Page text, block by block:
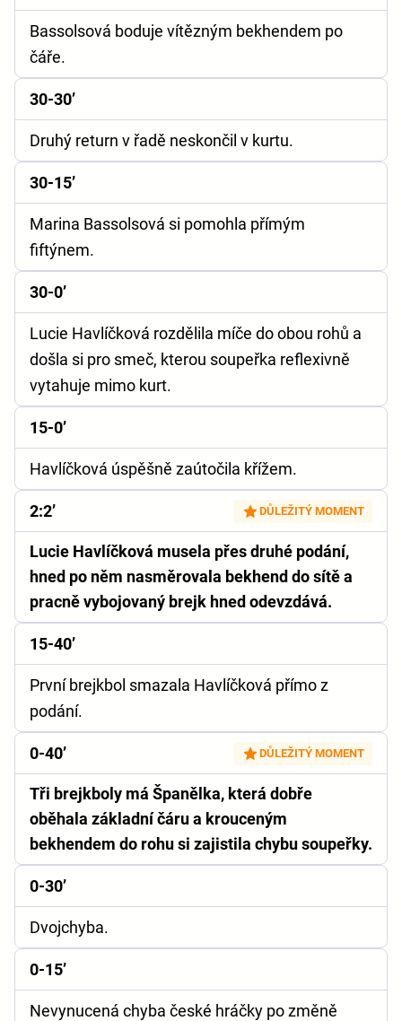
Bassolsová boduje vítězným bekhendem po
čáře.
30-30’
Druhý return v řadě neskončil v kurtu.
30-15’
Marina Bassolsová si pomohla přímým
fiftýnem.
30-0’
Lucie Havlíčková rozdělila míče do obou rohů a
došla si pro smeč, kterou soupeřka reflexivně
vytahuje mimo kurt.
15-0’
Havlíčková úspěšně zaútočila křížem.
2:2’ DŮLEŽITÝ MOMENT
Lucie Havlíčková musela přes druhé podání,
hned po něm nasměrovala bekhend do sítě a
pracně vybojovaný brejk hned odevzdává.
15-40’
První brejkbol smazala Havlíčková přímo z
podání.
0-40’ DŮLEŽITÝ MOMENT
Tři brejkboly má Španělka, která dobře
oběhala základní čáru a krouceným
bekhendem do rohu si zajistila chybu soupeřky.
0-30’
Dvojchyba.
0-15’
Nevynucená chyba české hráčky po změně